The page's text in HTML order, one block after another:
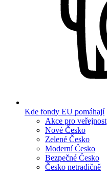
Kde fondy EU pomáhají
Akce pro veřejnost
Nové Česko
Zelené Česko
Moderní Česko
Bezpečné Česko
Česko netradičně